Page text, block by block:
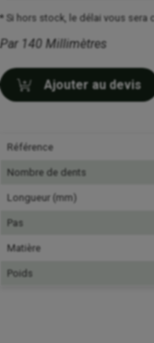
* Si hors stock, le délai vous sera
Par 140 Millimètres
Ajouter au devis
Référence
Nombre de dents
Longueur (mm)
Pas
Matière
Poids